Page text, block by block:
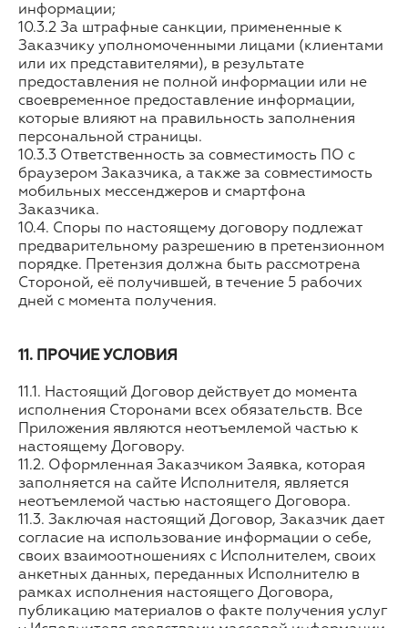
информации;
10.3.2 За штрафные санкции, примененные к
Заказчику уполномоченными лицами (клиентами
или их представителями), в результате
предоставления не полной информации или не
своевременное предоставление информации,
которые влияют на правильность заполнения
персональной страницы.
10.3.3 Ответственность за совместимость ПО с
браузером Заказчика, а также за совместимость
мобильных мессенджеров и смартфона
Заказчика.
10.4. Споры по настоящему договору подлежат
предварительному разрешению в претензионном
порядке. Претензия должна быть рассмотрена
Стороной, её получившей, в течение 5 рабочих
дней с момента получения.
11. ПРОЧИЕ УСЛОВИЯ
11.1. Настоящий Договор действует до момента
исполнения Сторонами всех обязательств. Все
Приложения являются неотъемлемой частью к
настоящему Договору.
11.2. Оформленная Заказчиком Заявка, которая
заполняется на сайте Исполнителя, является
неотъемлемой частью настоящего Договора.
11.3. Заключая настоящий Договор, Заказчик дает
согласие на использование информации о себе,
своих взаимоотношениях с Исполнителем, своих
анкетных данных, переданных Исполнителю в
рамках исполнения настоящего Договора,
публикацию материалов о факте получения услуг